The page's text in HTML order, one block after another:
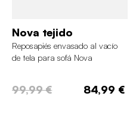
Nova tejido
Reposapiés envasado al vacío
de tela para sofá Nova
99,99 € 84,99 €